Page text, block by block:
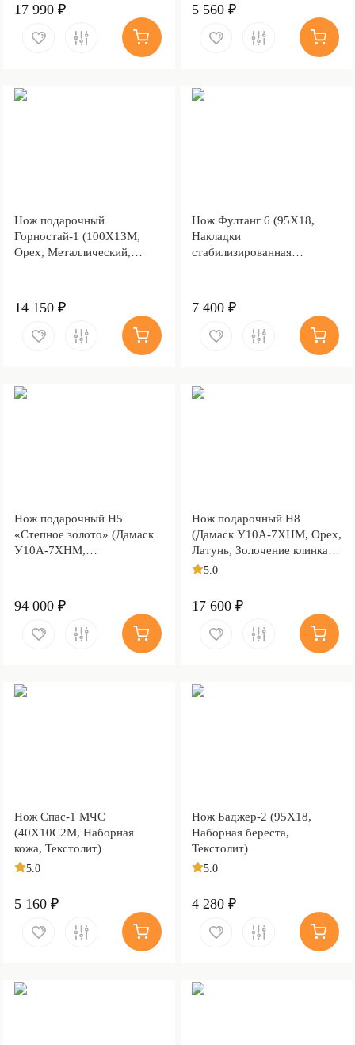
17 990 ₽ 5 560 ₽
Нож подарочный
Горностай-1 (100Х13М,
Орех, Металлический,
14 150 ₽
Нож Фултанг 6 (95Х18,
Накладки
стабилизированная
7 400 ₽
Нож подарочный Н5
«Степное золото» (Дамаск
У10А-7ХНМ,
гарды и тыльника)
94 000 ₽
Нож подарочный Н8
(Дамаск У10А-7ХНМ, Орех,
Латунь, Золочение клинка
гарды и тыльника)
5.0
17 600 ₽
Нож Спас-1 МЧС
(40Х10С2М, Наборная
кожа, Текстолит)
5.0
5 160 ₽
Нож Баджер-2 (95Х18,
Наборная береста,
Текстолит)
5.0
4 280 ₽